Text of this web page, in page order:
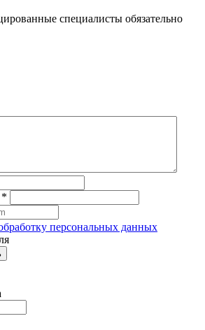
специалисты обязательно
*
персональных данных